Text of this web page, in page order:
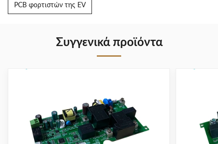
PCB φορτιστών της EV
Συγγενικά προϊόντα